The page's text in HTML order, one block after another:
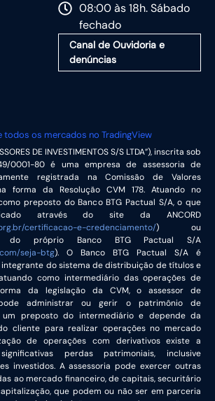
08:00 às 18h. Sábado
fechado
Canal de Ouvidoria e
denúncias
todos os mercados no TradingView
DE INVESTIMENTOS S/S LTDA”), inscrita sob
0001-80 é uma empresa de assessoria de
registrada na Comissão de Valores
forma da Resolução CVM 178. Atuando no
preposto do Banco BTG Pactual S/A, o que
através do site da ANCORD
certificacao-e-credenciamento/) ou
próprio Banco BTG Pactual S/A
seja-btg). O Banco BTG Pactual S/A é
do sistema de distribuição de títulos e
como intermediário das operações de
da legislação da CVM, o assessor de
administrar ou gerir o patrimônio de
um preposto do intermediário e depende da
cliente para realizar operações no mercado
de operações com derivativos existe a
perdas patrimoniais, inclusive
investidos. A assessoria pode exercer outras
ao mercado financeiro, de capitais, securitário
que podem ou não ser em parceria